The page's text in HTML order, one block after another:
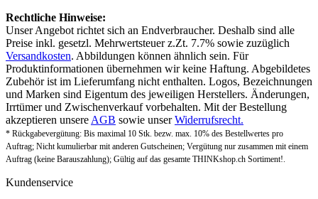
Rechtliche Hinweise:
Unser Angebot richtet sich an Endverbraucher. Deshalb sind alle
Preise inkl. gesetzl. Mehrwertsteuer z.Zt. 7.7% sowie zuzüglich
Versandkosten. Abbildungen können ähnlich sein. Für
Produktinformationen übernehmen wir keine Haftung. Abgebildetes
Zubehör ist im Lieferumfang nicht enthalten. Logos, Bezeichnungen
und Marken sind Eigentum des jeweiligen Herstellers. Änderungen,
Irrtümer und Zwischenverkauf vorbehalten. Mit der Bestellung
akzeptieren unsere AGB sowie unserWiderrufsrecht.
* Rückgabevergütung: Bis maximal 10 Stk. bezw. max. 10% des Bestellwertes pro
Auftrag; Nicht kumulierbar mit anderen Gutscheinen; Vergütung nur zusammen mit einem
Auftrag (keine Barauszahlung); Gültig auf das gesamte THINKshop.ch Sortiment!.
Kundenservice